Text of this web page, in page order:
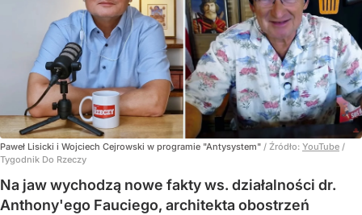
Paweł Lisicki i Wojciech Cejrowski w programie "Antysystem" / Źródło: YouTube /
Tygodnik Do Rzeczy
Na jaw wychodzą nowe fakty ws. działalności dr.
Anthony'ego Fauciego, architekta obostrzeń